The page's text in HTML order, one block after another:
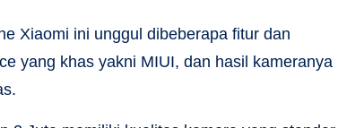
Xiaomi ini unggul dibeberapa fitur dan
yang khas yakni MIUI, dan hasil kameranya